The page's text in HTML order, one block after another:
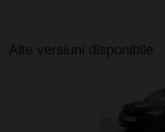
Alte versiuni disponibile